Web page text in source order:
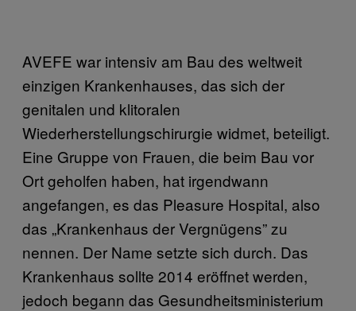
AVEFE war intensiv am Bau des weltweit
einzigen Krankenhauses, das sich der
genitalen und klitoralen
Wiederherstellungschirurgie widmet, beteiligt.
Eine Gruppe von Frauen, die beim Bau vor
Ort geholfen haben, hat irgendwann
angefangen, es das Pleasure Hospital, also
das „Krankenhaus der Vergnügens” zu
nennen. Der Name setzte sich durch. Das
Krankenhaus sollte 2014 eröffnet werden,
jedoch begann das Gesundheitsministerium